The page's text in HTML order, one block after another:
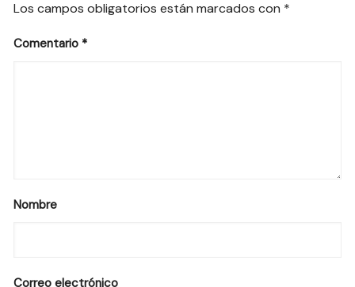
Los campos obligatorios están marcados con *
Comentario *
Nombre
Correo electrónico